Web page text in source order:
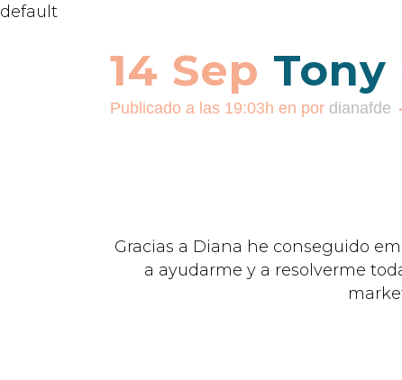
default
14 Sep Tony
Publicado a las 19:03h en por dianafde
Gracias a Diana he conseguido
a ayudarme y a resolverme